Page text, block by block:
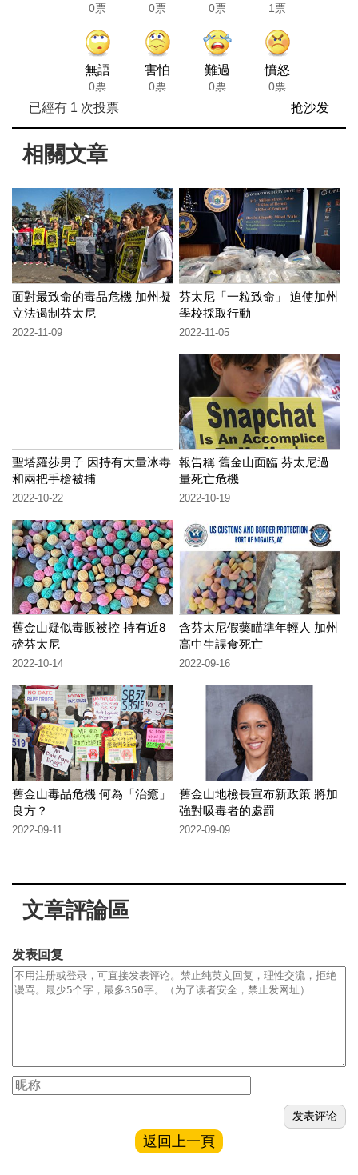
0票 0票 0票 1票
無語
0票
害怕
0票
難過
0票
憤怒
0票
已經有 1 次投票 抢沙发
相關文章
面對最致命的毒品危機 加州擬
立法遏制芬太尼
2022-11-09
芬太尼「一粒致命」 迫使加州
學校採取行動
2022-11-05
聖塔羅莎男子 因持有大量冰毒
和兩把手槍被捕
2022-10-22
報告稱 舊金山面臨 芬太尼過
量死亡危機
2022-10-19
舊金山疑似毒販被控 持有近8
磅芬太尼
2022-10-14
含芬太尼假藥瞄準年輕人 加州
高中生誤食死亡
2022-09-16
舊金山毒品危機 何為「治癒」
良方？
2022-09-11
舊金山地檢長宣布新政策 將加
強對吸毒者的處罰
2022-09-09
文章評論區
发表回复
返回上一頁